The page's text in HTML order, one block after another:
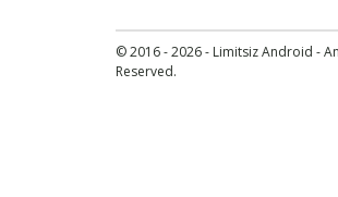
© 2016 - 2026 - Limitsiz Android -
Reserved.